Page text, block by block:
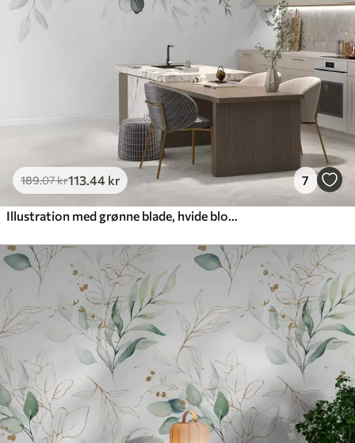
Premium vinyl
/m²
189.07kr113 .44 kr 7